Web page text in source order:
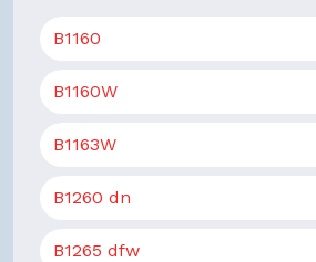
B1160
B1160W
B1163W
B1260 dn
B1265 dfw